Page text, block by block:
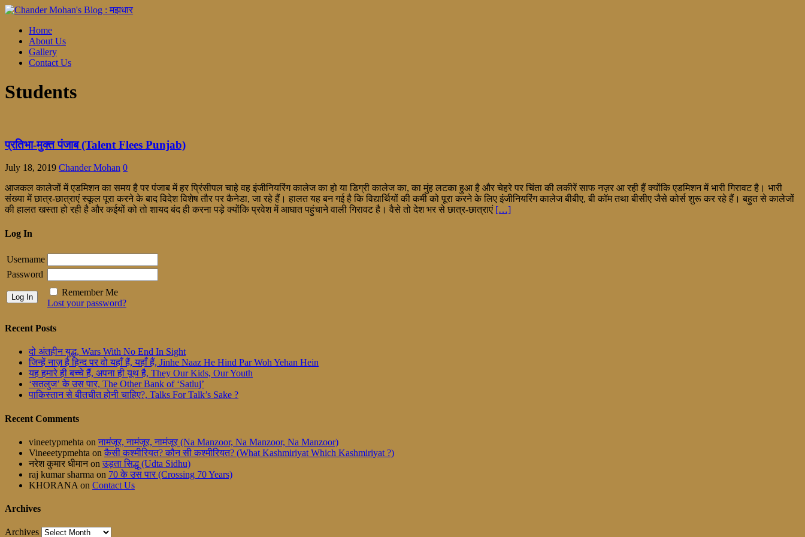
Home
About Us
Gallery
Contact Us
Students
प्रतिभा-मुक्त पंजाब (Talent Flees Punjab)
July 18, 2019 Chander Mohan 0
आजकल कालेजों में एडमिशन का समय है पर पंजाब में हर प्रिंसीपल चाहे वह इंजीनियरिंग कालेज का हो या डिग्री कालेज का, का मुंह लटका हुआ है और चेहरे पर चिंता की लकीरें साफ नज़र आ रही हैं क्योंकि एडमिशन में भारी गिरावट है। भारी
संख्या में छात्र-छात्राएं स्कूल पूरा करने के बाद विदेश विशेष तौर पर कैनेडा, जा रहे हैं। हालत यह बन गई है कि विद्यार्थियों की कमी को पूरा करने के लिए इंजीनियरिंग कालेज बीबीए, बी कॉम तथा बीसीए जैसे कोर्स शुरू कर रहे हैं। बहुत से कालेजों
की हालत खस्ता हो रही है और कईयों को तो शायद बंद ही करना पड़े क्योंकि प्रवेश में आघात पहुंचाने वाली गिरावट है। वैसे तो देश भर से छात्र-छात्राएं […]
Log In
Username
Password
Remember Me
Lost your password?
Recent Posts
दो अंतहीन युद्ध, Wars With No End In Sight
जिन्हें नाज़ है हिन्द पर वो यहाँ हैं, यहाँ हैं, Jinhe Naaz He Hind Par Woh Yehan Hein
यह हमारे ही बच्चे हैं, अपना ही यूथ है, They Our Kids, Our Youth
‘सतलुज’ के उस पार, The Other Bank of ‘Satluj’
पाकिस्तान से बीतचीत होनी चाहिए?, Talks For Talk’s Sake ?
Recent Comments
vineetypmehta on नामंजूर, नामंजूर, नामंजूर (Na Manzoor, Na Manzoor, Na Manzoor)
Vineeetypmehta on कैसी कश्मीरियत? कौन सी कश्मीरियत? (What Kashmiriyat Which Kashmiriyat ?)
नरेश कुमार धीमानon उड़ता सिद्धू (Udta Sidhu)
raj kumar sharma on 70 के उस पार (Crossing 70 Years)
KHORANA on Contact Us
Archives
Archives